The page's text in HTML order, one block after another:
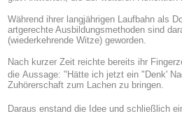
Während ihrer langjährigen Laufbahn als
artgerechte Ausbildungsmethoden sind
(wiederkehrende Witze) geworden.
Nach kurzer Zeit reichte bereits ihr
die Aussage: "Hätte ich jetzt ein "Denk'
Zuhörerschaft zum Lachen zu bringen.
Daraus enstand die Idee und schließlich